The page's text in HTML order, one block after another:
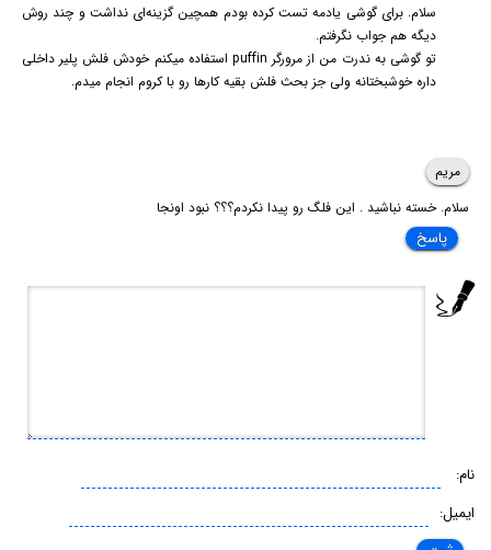
سلام. برای گوشی یادمه تست کرده بودم همچین گزینه‌ای نداشت و چند روش
دیگه هم جواب نگرفتم.
تو گوشی به ندرت من از مرورگر puffin استفاده میکنم خودش فلش پلیر داخلی
داره خوشبختانه ولی جز بحث فلش بقیه کارها رو با کروم انجام میدم.
مریم
سلام. خسته نباشید . این فلگ رو پیدا نکردم؟؟؟ نبود اونجا
پاسخ
نام:
ایمیل: